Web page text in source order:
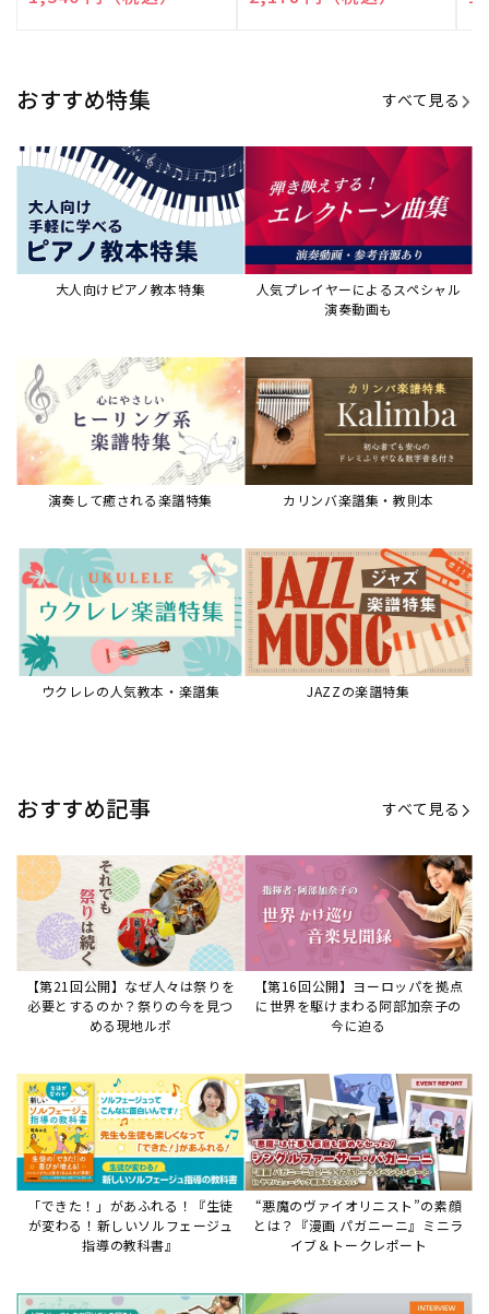
おすすめ特集 すべて見る
大人向けピアノ教本特集
人気プレイヤーによるスペシャル
演奏動画も
演奏して癒される楽譜特集 カリンバ楽譜集・教則本
ウクレレの人気教本・楽譜集 JAZZの楽譜特集
おすすめ記事 すべて見る
【第21回公開】なぜ人々は祭りを
必要とするのか？祭りの今を見つ
める現地ルポ
【第16回公開】ヨーロッパを拠点
に世界を駆けまわる阿部加奈子の
今に迫る
「できた！」があふれる！『生徒
が変わる！新しいソルフェージュ
指導の教科書』
“悪魔のヴァイオリニスト”の素顔
とは？『漫画 パガニーニ』ミニラ
イブ＆トークレポート